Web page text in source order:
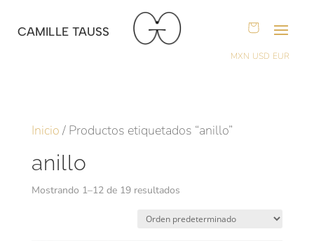
CAMILLE TAUSS
MXN USD EUR
Inicio/ Productos etiquetados “anillo”
anillo
Mostrando 1–12 de 19 resultados